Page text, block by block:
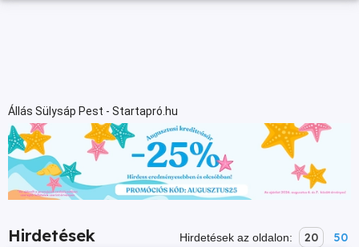
Állás Sülysáp Pest - Startapró.hu
Hirdetések Hirdetések az oldalon: 20 50